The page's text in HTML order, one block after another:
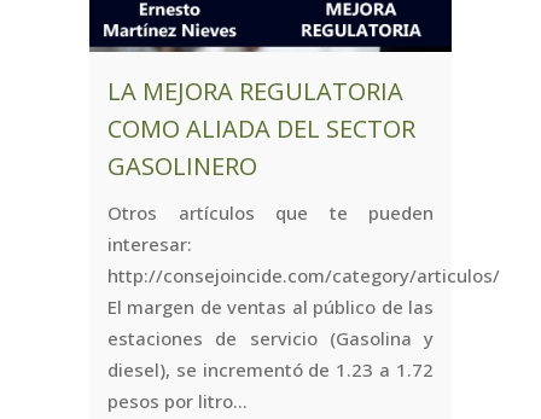
LA MEJORA REGULATORIA
COMO ALIADA DEL SECTOR
GASOLINERO
Otros artículos que te pueden
interesar:
http://consejoincide.com/category/articulos/
El margen de ventas al público de las
estaciones de servicio (Gasolina y
diesel), se incrementó de 1.23 a 1.72
pesos por litro...